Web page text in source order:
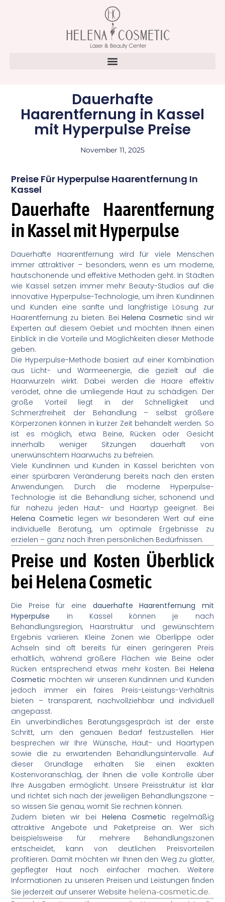
Dauerhafte
Haarentfernung in Kassel
mit Hyperpulse Preise
November 11, 2025
Preise Für Hyperpulse Haarentfernung In
Kassel
Dauerhafte Haarentfernung
in Kassel mit Hyperpulse
Dauerhafte Haarentfernung wird für viele Menschen
immer attraktiver – besonders, wenn es um moderne,
hautschonende und effektive Methoden geht. In Städten
wie Kassel setzen immer mehr Beauty-Studios auf die
innovative Hyperpulse-Technologie, um ihren Kundinnen
und Kunden eine sanfte und langfristige Lösung zur
Haarentfernung zu bieten. BeiHelena Cosmetic sind wir
Experten auf diesem Gebiet und möchten Ihnen einen
Einblick in die Vorteile und Möglichkeiten dieser Methode
geben.
Die Hyperpulse-Methode basiert auf einer Kombination
aus Licht- und Wärmeenergie, die gezielt auf die
Haarwurzeln wirkt. Dabei werden die Haare effektiv
verödet, ohne die umliegende Haut zu schädigen. Der
große Vorteil liegt in der Schnelligkeit und
Schmerzfreiheit der Behandlung – selbst größere
Körperzonen können in kurzer Zeit behandelt werden. So
ist es möglich, etwa Beine, Rücken oder Gesicht
innerhalb weniger Sitzungen dauerhaft von
unerwünschtem Haarwuchs zu befreien.
Viele Kundinnen und Kunden in Kassel berichten von
einer spürbaren Veränderung bereits nach den ersten
Anwendungen. Durch die moderne Hyperpulse-
Technologie ist die Behandlung sicher, schonend und
für nahezu jeden Haut- und Haartyp geeignet. Bei
Helena Cosmetic legen wir besonderen Wert auf eine
individuelle Beratung, um optimale Ergebnisse zu
erzielen – ganz nach Ihren persönlichen Bedürfnissen.
Preise und Kosten Überblick
bei Helena Cosmetic
Die Preise für eine dauerhafte Haarentfernung mit
Hyperpulse in Kassel können je nach
Behandlungsregion, Haarstruktur und gewünschtem
Ergebnis variieren. Kleine Zonen wie Oberlippe oder
Achseln sind oft bereits für einen geringeren Preis
erhältlich, während größere Flächen wie Beine oder
Rücken entsprechend etwas mehr kosten. Bei Helena
Cosmetic möchten wir unseren Kundinnen und Kunden
jedoch immer ein faires Preis-Leistungs-Verhältnis
bieten – transparent, nachvollziehbar und individuell
angepasst.
Ein unverbindliches Beratungsgespräch ist der erste
Schritt, um den genauen Bedarf festzustellen. Hier
besprechen wir Ihre Wünsche, Haut- und Haartypen
sowie die zu erwartenden Behandlungsintervalle. Auf
dieser Grundlage erhalten Sie einen exakten
Kostenvoranschlag, der Ihnen die volle Kontrolle über
Ihre Ausgaben ermöglicht. Unsere Preisstruktur ist klar
und richtet sich nach der jeweiligen Behandlungszone –
so wissen Sie genau, womit Sie rechnen können.
Zudem bieten wir bei Helena Cosmetic regelmäßig
attraktive Angebote und Paketpreise an. Wer sich
beispielsweise für mehrere Behandlungszonen
entscheidet, kann von deutlichen Preisvorteilen
profitieren. Damit möchten wir Ihnen den Weg zu glatter,
gepflegter Haut noch einfacher machen. Weitere
Informationen zu unseren Preisen und Leistungen finden
Sie jederzeit auf unserer Website helena-cosmetic.de.